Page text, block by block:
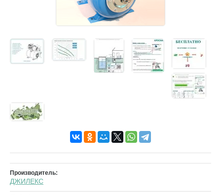
Производитель:
ДЖИЛЕКС